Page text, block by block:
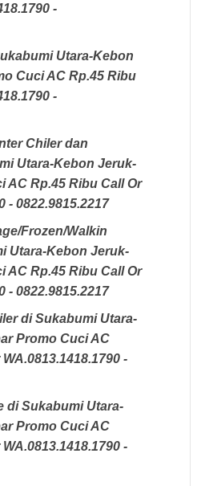
-
Utara-Kebon
Cuci AC Rp.45 Ribu
-
Chiler dan
Utara-Kebon Jeruk-
AC Rp.45 Ribu Call Or
- 0822.9815.2217
Frozen/Walkin
Utara-Kebon Jeruk-
AC Rp.45 Ribu Call Or
- 0822.9815.2217
di Sukabumi Utara-
Promo Cuci AC
-
di Sukabumi Utara-
Promo Cuci AC
-